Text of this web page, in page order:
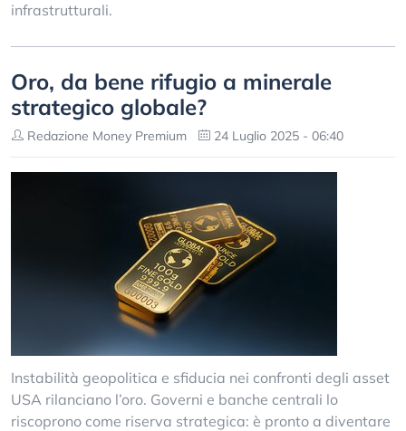
infrastrutturali.
Oro, da bene rifugio a minerale
strategico globale?
Redazione Money Premium 24 Luglio 2025 - 06:40
Instabilità geopolitica e sfiducia nei confronti degli asset
USA rilanciano l’oro. Governi e banche centrali lo
riscoprono come riserva strategica: è pronto a diventare